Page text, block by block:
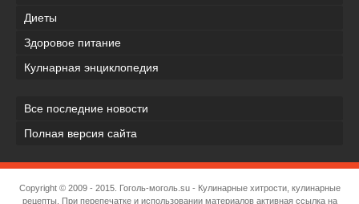
Диеты
Здоровое питание
Кулнарная энциклопедия
Все последние новости
Полная версия сайта
Copyright © 2009 - 2015. Гоголь-моголь.su- Кулинарные хитрости, кулинарные
рецепты. При перепечатке и использовании материалов активная ссылка на